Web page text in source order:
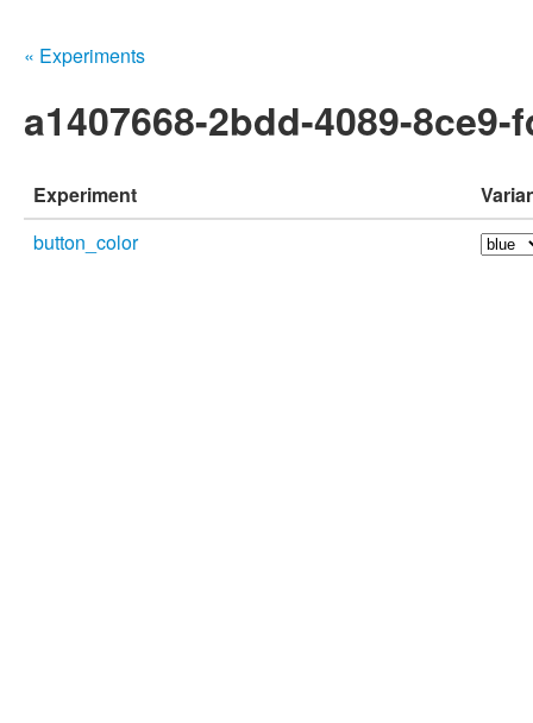
« Experiments
a1407668-2bdd-4089-8ce9-
Experiment
button_color